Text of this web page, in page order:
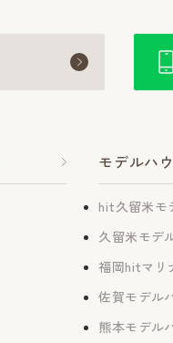
モデルハ
hit久留米モ
久留米モデ
福岡hitマリ
佐賀モデル
熊本モデル